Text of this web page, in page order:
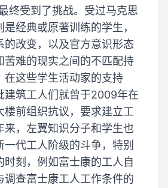
终受到了挑战。受过马克思
经典或原著训练的学生，
的改变，以及官方意识形态
苦难的现实之间的不匹配持
在这些学生活动家的支持
建筑工人们就曾于2009年在
楼前组织抗议，要求建立工
来，左翼知识分子和学生也
代工人阶级的斗争，特别
时刻，例如富士康的工人自
调查富士康工人工作条件的